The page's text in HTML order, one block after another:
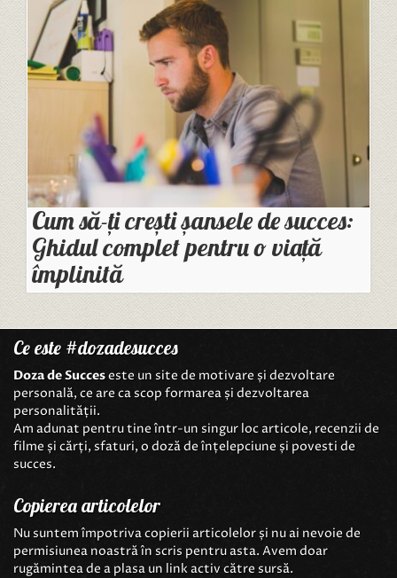
Cum să-ți crești șansele de succes:
Ghidul complet pentru o viață
împlinită
Ce este #dozadesucces
Doza de Succeseste un site de motivare și dezvoltare
personală, ce are ca scop formarea și dezvoltarea
personalității.
Am adunat pentru tine într-un singur loc articole, recenzii de
filme și cărți, sfaturi, o doză de înțelepciune și povesti de
succes.
Copierea articolelor
Nu suntem împotriva copierii articolelor și nu ai nevoie de
permisiunea noastră în scris pentru asta. Avem doar
rugămintea de a plasa un link activ către sursă.